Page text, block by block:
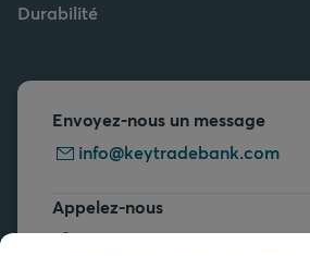
Durabilité
Envoyez-nous un message
info@keytradebank.com
Appelez-nous
+32 2 679 90 00